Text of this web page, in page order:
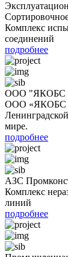
Комплекс
соединений
подробнее
ООО "ЯКОБС
ООО «ЯКОБС
мире.
подробнее
АЗС
Комплекс
линий
подробнее